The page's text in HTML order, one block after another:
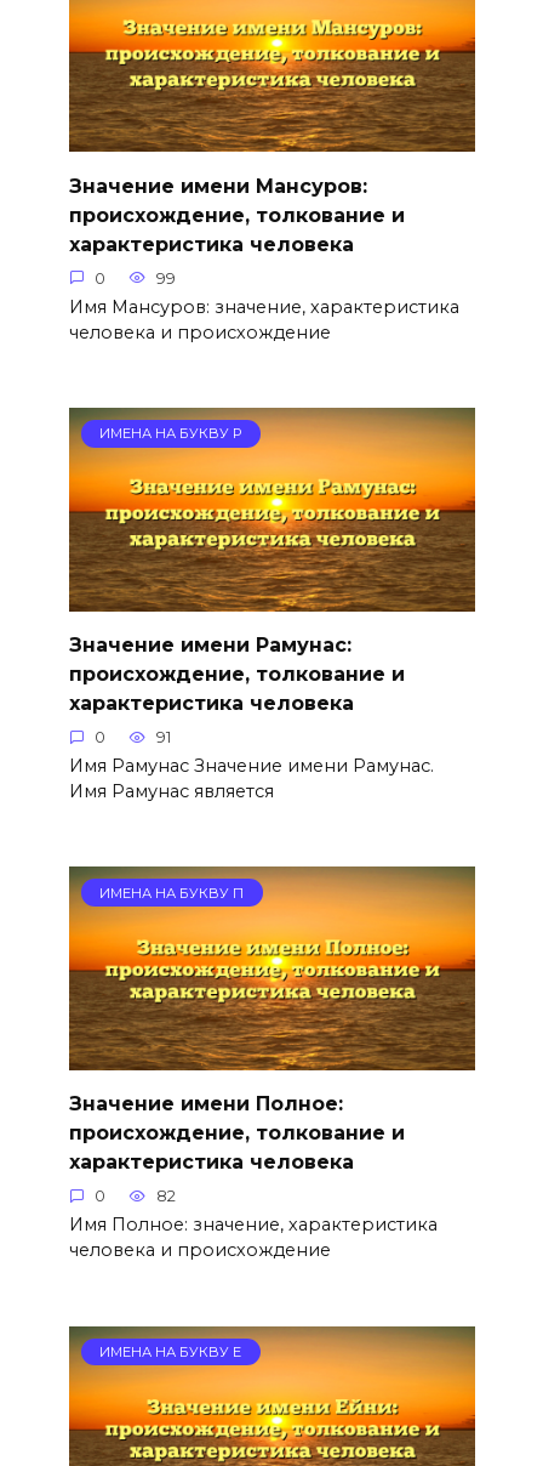
Значение имени Мансуров:
происхождение, толкование и
характеристика человека
0 99
Имя Мансуров: значение, характеристика
человека и происхождение
ИМЕНА НА БУКВУ Р
Значение имени Рамунас:
происхождение, толкование и
характеристика человека
0 91
Имя Рамунас Значение имени Рамунас.
Имя Рамунас является
ИМЕНА НА БУКВУ П
Значение имени Полное:
происхождение, толкование и
характеристика человека
0 82
Имя Полное: значение, характеристика
человека и происхождение
ИМЕНА НА БУКВУ Е